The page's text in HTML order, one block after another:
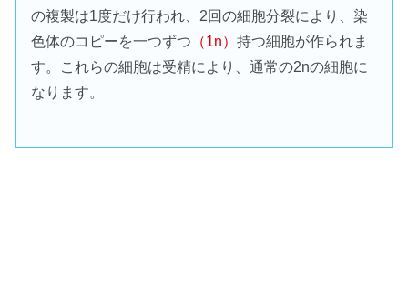
の複製は1度だけ行われ、2回の細胞分裂により、染
色体のコピーを一つずつ （1n） 持つ細胞が作られま
す。これらの細胞は受精により、通常の2nの細胞に
なります。